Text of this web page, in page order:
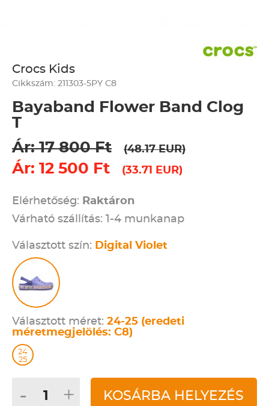
Crocs Kids
Cikkszám: 211303-5PY C8
Bayaband Flower Band Clog
T
Ár: 17 800 Ft
(48.17 EUR)
Ár: 12 500 Ft (33.71 EUR)
Elérhetőség: Raktáron
Várható szállítás: 1-4 munkanap
Választott szín: Digital Violet
Választott méret: 24-25 (eredeti
méretmegjelölés: C8)
24
25
- + KOSÁRBA HELYEZÉS